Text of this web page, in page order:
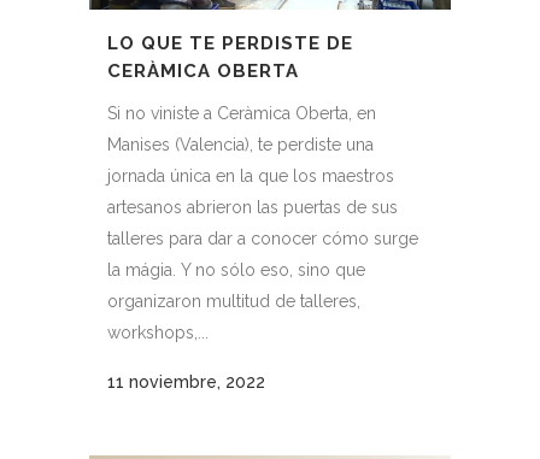
LO QUE TE PERDISTE DE
CERÀMICA OBERTA
Si no viniste a Ceràmica Oberta, en
Manises (Valencia), te perdiste una
jornada única en la que los maestros
artesanos abrieron las puertas de sus
talleres para dar a conocer cómo surge
la mágia. Y no sólo eso, sino que
organizaron multitud de talleres,
workshops,...
11 noviembre, 2022